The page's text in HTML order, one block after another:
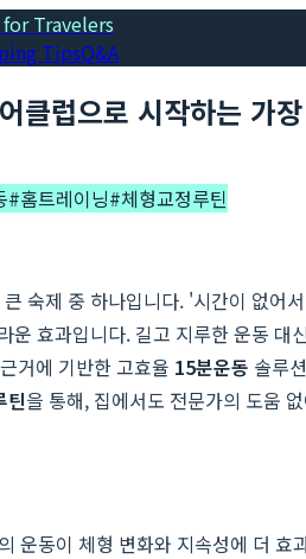
Travelers
TipsQ&A
럽으로 시작하는 가
#홈트레이닝#체형교정루틴
숙제 중 하나입니다. '시간이 없
효과입니다. 길고 지루한 운동
거에 기반한 고효율 15분운동 솔루
틴을 통해, 집에서도 전문가의 도움
운동이 체형 변화와 지속성에 더 효